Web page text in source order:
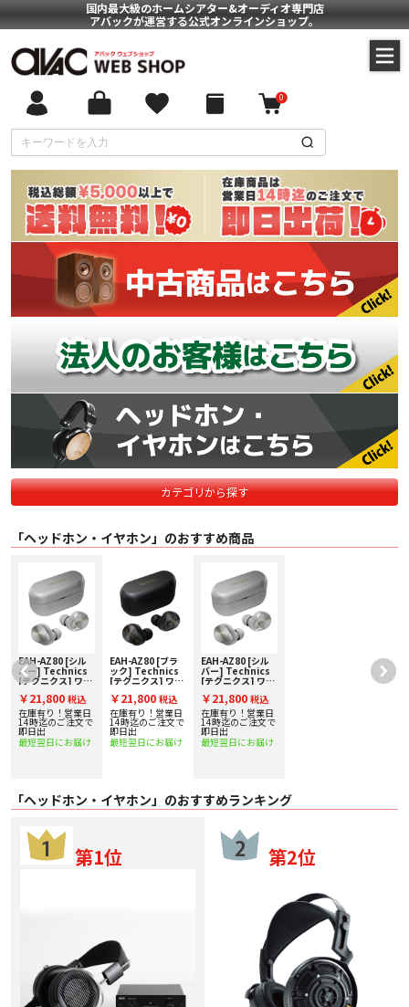
国内最大級のホームシアター&オーディオ専門店
アバックが運営する公式オンラインショップ。
0
カテゴリから探す
「ヘッドホン・イヤホン」のおすすめ商品
EAH-AZ80 [シル
バー] Technics
[テクニクス] ワイ
ンサイドホン
￥21,800 税込
在庫有り！営業日
14時迄のご注文で
即日出
最短翌日にお届け
EAH-AZ80 [ブラ
ック] Technics
[テクニクス] ワイ
ンサイドホン
￥21,800 税込
在庫有り！営業日
14時迄のご注文で
即日出
最短翌日にお届け
EAH-AZ80 [シル
バー] Technics
[テクニクス] ワイ
ンサイドホン
￥21,800 税込
在庫有り！営業日
14時迄のご注文で
即日出
最短翌日にお届け
「ヘッドホン・イヤホン」のおすすめランキング
第1位 第2位